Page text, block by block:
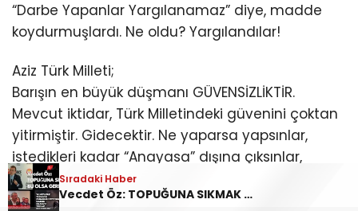
“Darbe Yapanlar Yargılanamaz” diye, madde
koydurmuşlardı. Ne oldu? Yargılandılar!
Aziz Türk Milleti;
Barışın en büyük düşmanı GÜVENSİZLİKTİR.
Mevcut iktidar, Türk Milletindeki güvenini çoktan
yitirmiştir. Gidecektir. Ne yaparsa yapsınlar,
istedikleri kadar “Anayasa” dışına çıksınlar,
gideceklerdir.
İster Trump’a, ister Netanyahu’ya, ister
Sıradaki Haber
Vecdet Öz: TOPUĞUNA SIKMAK BU OLSA GEREK!